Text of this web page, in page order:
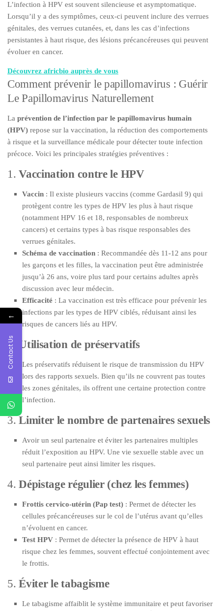
L’infection à HPV est souvent silencieuse et asymptomatique.
Lorsqu’il y a des symptômes, ceux-ci peuvent inclure des verrues
génitales, des verrues cutanées, et, dans les cas d’infections
persistantes à haut risque, des lésions précancéreuses qui peuvent
évoluer en cancer.
Découvrez africbio auprès de vous
Comment prévenir le papillomavirus : Guérir
Le Papillomavirus Naturellement
La prévention de l’infection par le papillomavirus humain
(HPV) repose sur la vaccination, la réduction des comportements
à risque et la surveillance médicale pour détecter toute infection
précoce. Voici les principales stratégies préventives :
1.Vaccination contre le HPV
Vaccin : Il existe plusieurs vaccins (comme Gardasil 9) qui
protègent contre les types de HPV les plus à haut risque
(notamment HPV 16 et 18, responsables de nombreux
cancers) et certains types à bas risque responsables des
verrues génitales.
Schéma de vaccination : Recommandée dès 11-12 ans pour
les garçons et les filles, la vaccination peut être administrée
jusqu’à 26 ans, voire plus tard pour certains adultes après
discussion avec leur médecin.
Efficacité : La vaccination est très efficace pour prévenir les
infections par les types de HPV ciblés, réduisant ainsi les
risques de cancers liés au HPV.
2. Utilisation de préservatifs
Les préservatifs réduisent le risque de transmission du HPV
lors des rapports sexuels. Bien qu’ils ne couvrent pas toutes
les zones génitales, ils offrent une certaine protection contre
l’infection.
3.Limiter le nombre de partenaires sexuels
Avoir un seul partenaire et éviter les partenaires multiples
réduit l’exposition au HPV. Une vie sexuelle stable avec un
seul partenaire peut ainsi limiter les risques.
4.Dépistage régulier (chez les femmes)
Frottis cervico-utérin (Pap test) : Permet de détecter les
cellules précancéreuses sur le col de l’utérus avant qu’elles
n’évoluent en cancer.
Test HPV : Permet de détecter la présence de HPV à haut
risque chez les femmes, souvent effectué conjointement avec
le frottis.
5.Éviter le tabagisme
Le tabagisme affaiblit le système immunitaire et peut favoriser
←
Contact Us